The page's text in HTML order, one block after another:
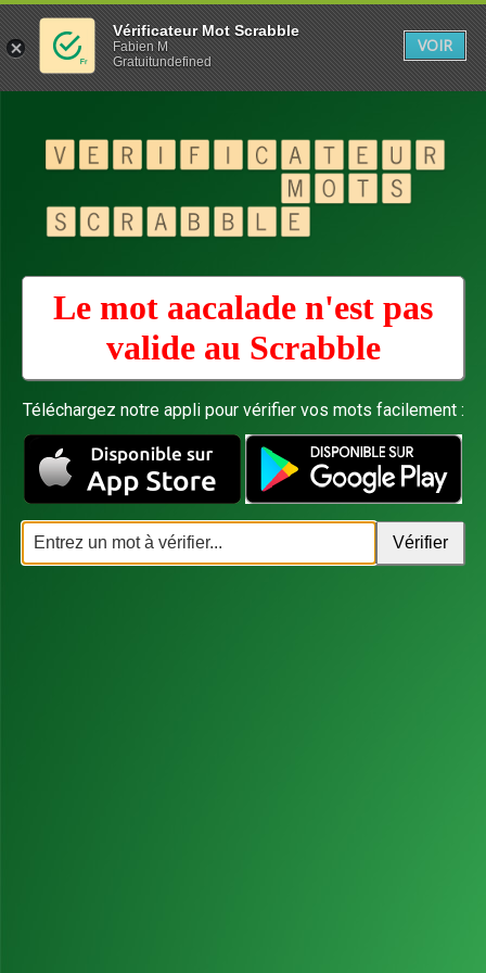
Le mot aacalade n'est pas
valide au Scrabble
Téléchargez notre appli pour vérifier vos mots facilement :
Vérificateur Mot Scrabble
Fabien M
Gratuitundefined
VOIR